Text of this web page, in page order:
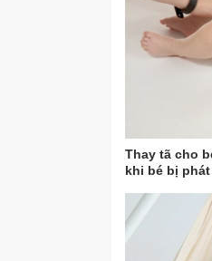
Thay tã cho
khi bé bị